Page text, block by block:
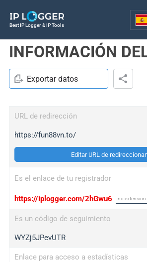
Best IP Logger & IP Tools
INFORMACIÓN
Exportar datos
URL de redirección
https://fun88vn.to/
Editar URL de
Es el enlace de tu registrador
https://iplogger.com/2hGwu6
Es un código de seguimiento
WYZj5JPevUTR
Enlace para acceso a estadísticas